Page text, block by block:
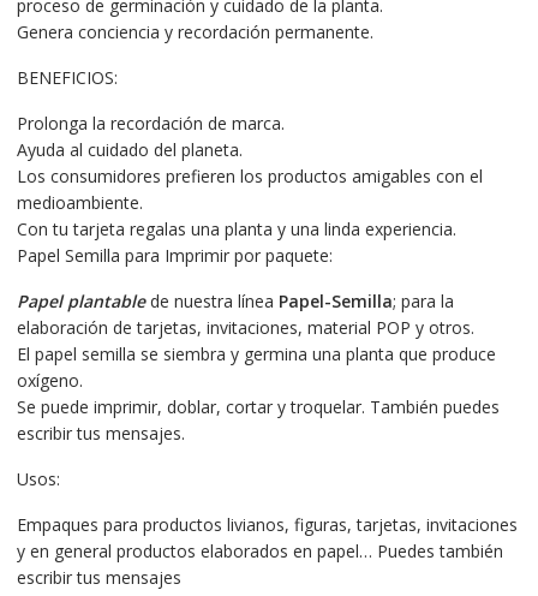
proceso de germinación y cuidado de la planta.
Genera conciencia y recordación permanente.
BENEFICIOS:
Prolonga la recordación de marca.
Ayuda al cuidado del planeta.
Los consumidores prefieren los productos amigables con el
medioambiente.
Con tu tarjeta regalas una planta y una linda experiencia.
Papel Semilla para Imprimir por paquete:
Papel plantablede nuestra línea Papel-Semilla; para la
elaboración de tarjetas, invitaciones, material POP y otros.
El papel semilla se siembra y germina una planta que produce
oxígeno.
Se puede imprimir, doblar, cortar y troquelar. También puedes
escribir tus mensajes.
Usos:
Empaques para productos livianos, figuras, tarjetas, invitaciones
y en general productos elaborados en papel… Puedes también
escribir tus mensajes